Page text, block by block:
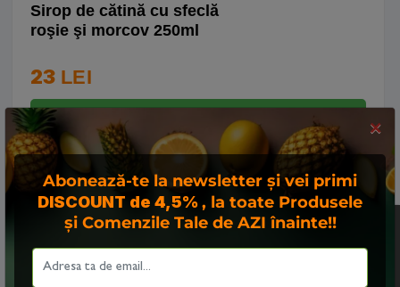
Sirop de cătină cu sfeclă
roşie şi morcov 250ml
23 LEI
Adaugă în coş
Acest site foloseste
×
Abonează-te la newsletter și vei primi
DISCOUNT de 4,5%, la toate Produsele
și Comenzile Tale de AZI înainte!!